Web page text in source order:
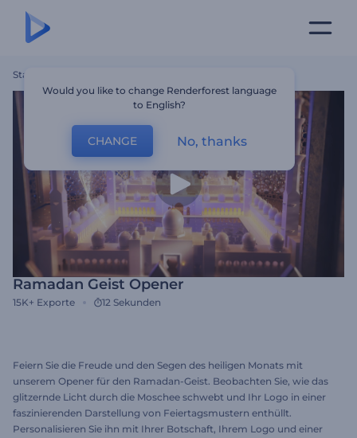
Startseite
Ramadan Geist Opener
15K+ Exporte 12 Sekunden
Feiern Sie die Freude und den Segen des heiligen Monats mit
unserem Opener für den Ramadan-Geist. Beobachten Sie, wie das
glitzernde Licht durch die Moschee schwebt und Ihr Logo in einer
faszinierenden Darstellung von Feiertagsmustern enthüllt.
Personalisieren Sie ihn mit Ihrer Botschaft, Ihrem Logo und einer
Would you like to change Renderforest language
to English?
CHANGE No, thanks